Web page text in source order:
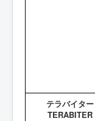
テラバイター
TERABITER